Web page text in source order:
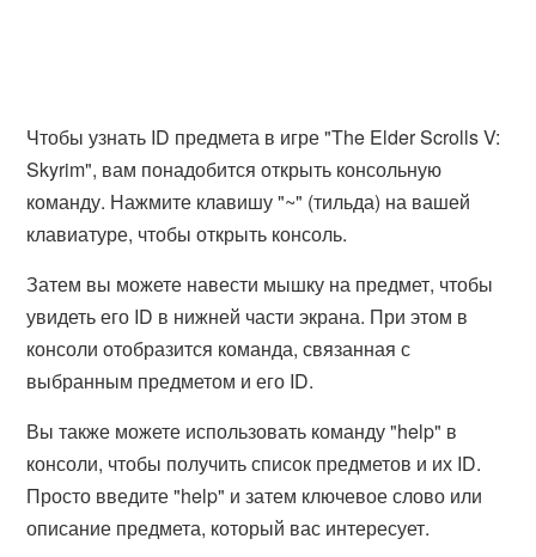
Чтобы узнать ID предмета в игре "The Elder Scrolls V:
Skyrim", вам понадобится открыть консольную
команду. Нажмите клавишу "~" (тильда) на вашей
клавиатуре, чтобы открыть консоль.
Затем вы можете навести мышку на предмет, чтобы
увидеть его ID в нижней части экрана. При этом в
консоли отобразится команда, связанная с
выбранным предметом и его ID.
Вы также можете использовать команду "help" в
консоли, чтобы получить список предметов и их ID.
Просто введите "help" и затем ключевое слово или
описание предмета, который вас интересует.